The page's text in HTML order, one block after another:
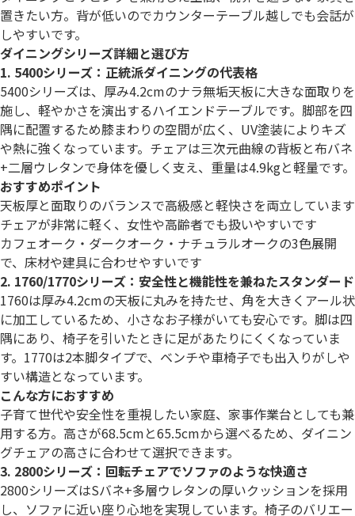
置きたい方。背が低いのでカウンターテーブル越しでも会話が
しやすいです。
ダイニングシリーズ詳細と選び方
1. 5400シリーズ：正統派ダイニングの代表格
5400シリーズは、厚み4.2cmのナラ無垢天板に大きな面取りを
施し、軽やかさを演出するハイエンドテーブルです。脚部を四
隅に配置するため膝まわりの空間が広く、UV塗装によりキズ
や熱に強くなっています。チェアは三次元曲線の背板と布バネ
+二層ウレタンで身体を優しく支え、重量は4.9kgと軽量です。
おすすめポイント
天板厚と面取りのバランスで高級感と軽快さを両立しています
チェアが非常に軽く、女性や高齢者でも扱いやすいです
カフェオーク・ダークオーク・ナチュラルオークの3色展開
で、床材や建具に合わせやすいです
2. 1760/1770シリーズ：安全性と機能性を兼ねたスタンダード
1760は厚み4.2cmの天板に丸みを持たせ、角を大きくアール状
に加工しているため、小さなお子様がいても安心です。脚は四
隅にあり、椅子を引いたときに足があたりにくくなっていま
す。1770は2本脚タイプで、ベンチや車椅子でも出入りがしや
すい構造となっています。
こんな方におすすめ
子育て世代や安全性を重視したい家庭、家事作業台としても兼
用する方。高さが68.5cmと65.5cmから選べるため、ダイニン
グチェアの高さに合わせて選択できます。
3. 2800シリーズ：回転チェアでソファのような快適さ
2800シリーズはSバネ+多層ウレタンの厚いクッションを採用
し、ソファに近い座り心地を実現しています。椅子のバリエー